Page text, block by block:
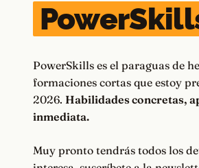
PowerSkills es el paraguas de
formaciones cortas que estoy
2026. Habilidades concretas,
inmediata.
Muy pronto tendrás todos los